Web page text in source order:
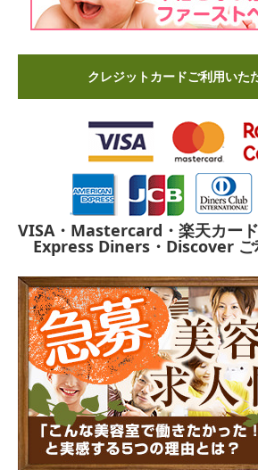
クレジットカードご利用いた
VISA・Mastercard・楽天カード
Express Diners・Discover